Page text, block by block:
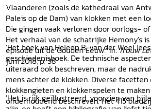
Vlaanderen (zoals de kathedraal van
Paleis op de Dam) van klokken met een
Die gingen vaak verloren door oorlogs-
Het verhaal van de schatrijke Hemony's
episode uit de Gouden Eeuw.' In:Trouw
juni 2018, p. 38
'Het boek van Heleen B. van der Weel
geschiedenisboek. De technische
uiteraard ook beschreven, maar de
mens achter de klokken. Diverse
klokkengieten en klokkenspelen te
onderhoudend beschreven. Het 415
'Het is rijk geïllustreerd, voorzien van